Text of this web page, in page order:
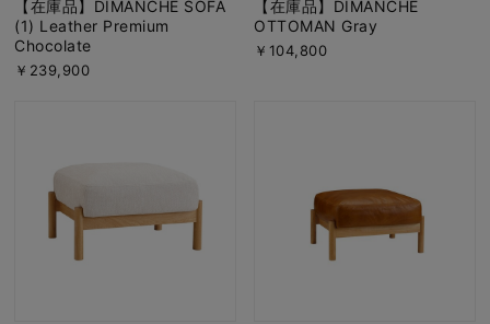
【在庫品】DIMANCHE SOFA
(1) Leather Premium
Chocolate
￥239,900
【在庫品】DIMANCHE
OTTOMAN Gray
￥104,800